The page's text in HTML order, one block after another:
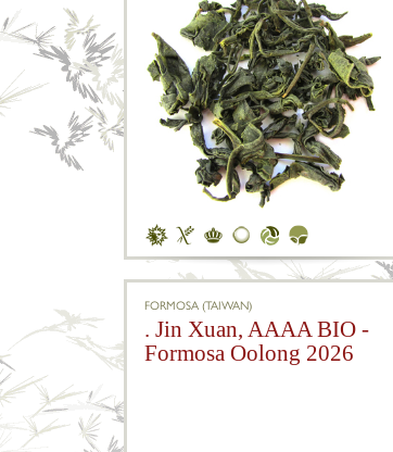
FORMOSA (TAIWAN)
. Jin Xuan, AAAA BIO -
Formosa Oolong 2026